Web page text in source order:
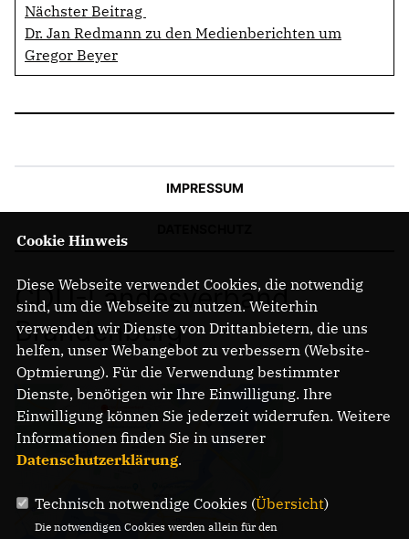
Nächster Beitrag
Dr. Jan Redmann zu den Medienberichten um
Gregor Beyer
IMPRESSUM
CDU-Landesverband
Brandenburg
Cookie Hinweis
Diese Webseite verwendet Cookies, die notwendig
sind, um die Webseite zu nutzen. Weiterhin
verwenden wir Dienste von Drittanbietern, die uns
helfen, unser Webangebot zu verbessern (Website-
Optmierung). Für die Verwendung bestimmter
Dienste, benötigen wir Ihre Einwilligung. Ihre
Einwilligung können Sie jederzeit widerrufen. Weitere
Informationen finden Sie in unserer
Datenschutzerklärung.
Technisch notwendige Cookies (Übersicht)
Die notwendigen Cookies werden allein für den